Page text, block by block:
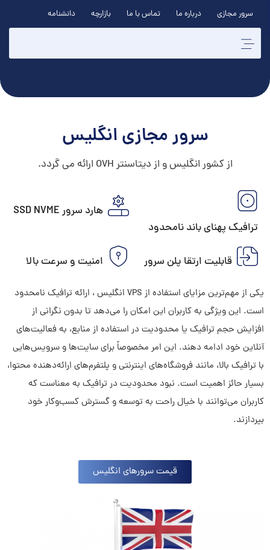
سرور مجازی درباره ما تماس با ما بازارچه دانشنامه
سرور مجازی انگلیس
از کشور انگلیس و از دیتاسنتر OVH ارائه می گردد.
ترافیک پهنای باند نامحدود
هارد سرور SSD NVME
قابلیت ارتقا پلن سرور امنیت و سرعت بالا
یکی از مهم‌ترین مزایای استفاده از VPS انگلیس ، ارائه ترافیک نامحدود
است. این ویژگی به کاربران این امکان را می‌دهد تا بدون نگرانی از
افزایش حجم ترافیک یا محدودیت در استفاده از منابع، به فعالیت‌های
آنلاین خود ادامه دهند. این امر مخصوصاً برای سایت‌ها و سرویس‌هایی
با ترافیک بالا، مانند فروشگاه‌های اینترنتی و پلتفرم‌های ارائه‌دهنده محتوا،
بسیار حائز اهمیت است. نبود محدودیت در ترافیک به معناست که
کاربران می‌توانند با خیال راحت به توسعه و گسترش کسب‌وکار خود
بپردازند.
قیمت سرورهای انگلیس